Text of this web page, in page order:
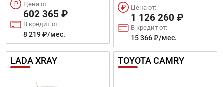
Цена от:
602 365 ₽
В кредит от:
8 219 ₽/мес.
Цена от:
1 126 260 ₽
В кредит от:
15 366 ₽/мес.
LADA XRAY TOYOTA CAMRY